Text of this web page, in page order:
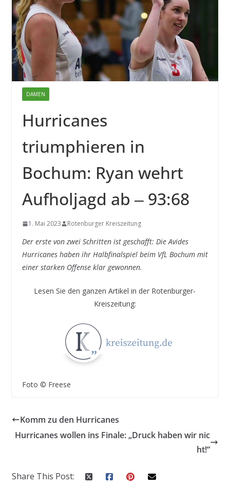
DAMEN
Hurricanes
triumphieren in
Bochum: Ryan wehrt
Aufholjagd ab ‒ 93:68
1. Mai 2023 Rotenburger Kreiszeitung
Der erste von zwei Schritten ist geschafft: Die Avides
Hurricanes haben ihr Halbfinalspiel beim VfL Bochum mit
einer starken Offense klar gewonnen.
Lesen Sie den ganzen Artikel in der Rotenburger-
Kreiszeitung:
Foto © Freese
Komm zu den Hurricanes
Hurricanes wollen ins Finale: „Druck haben wir nic
ht!“
Share This Post: